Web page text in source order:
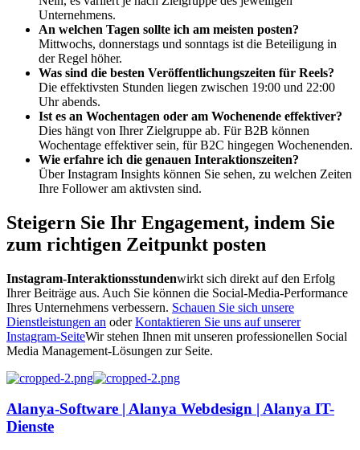
Unternehmens.
An welchen Tagen sollte ich am meisten posten?
Mittwochs, donnerstags und sonntags ist die Beteiligung in
der Regel höher.
Was sind die besten Veröffentlichungszeiten für Reels?
Die effektivsten Stunden liegen zwischen 19:00 und 22:00
Uhr abends.
Ist es an Wochentagen oder am Wochenende effektiver?
Dies hängt von Ihrer Zielgruppe ab. Für B2B können
Wochentage effektiver sein, für B2C hingegen Wochenenden.
Wie erfahre ich die genauen Interaktionszeiten?
Über Instagram Insights können Sie sehen, zu welchen Zeiten
Ihre Follower am aktivsten sind.
Steigern Sie Ihr Engagement, indem Sie
zum richtigen Zeitpunkt posten
Instagram-Interaktionsstundenwirkt sich direkt auf den Erfolg
Ihrer Beiträge aus. Auch Sie können die Social-Media-Performance
Ihres Unternehmens verbessern. Schauen Sie sich unsere
Dienstleistungen an oderKontaktieren Sie uns auf unserer
Instagram-SeiteWir stehen Ihnen mit unseren professionellen Social
Media Management-Lösungen zur Seite.
Alanya-Software | Alanya Webdesign | Alanya IT-
Dienste